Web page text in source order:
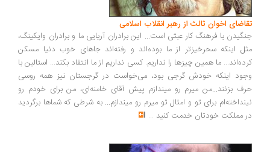
اخوان ثالث از رهبر انقلاب اسلامی
با فرهنگ کار عبثی است... این برادران آریایی ما و برادران وایکینگ،
اینکه سحرخیزتر از ما بوده‌اند و رفته‌اند جاهای خوب دنیا مسکن
ما همین چیزها را نداریم. کسی نداریم از ما انتقاد بکند... استالین با
اینکه خودش گرجی بود، می‌خواست در گرجستان نیز همه روسی
بزنند...من میرم رو میندازم پیش آقای خامنه‌ای، من برای خودم رو
برای تو و امثال تو میرم رو میندازم... به شرطی که شماها برگردید
مملکت خودتان خدمت کنید...